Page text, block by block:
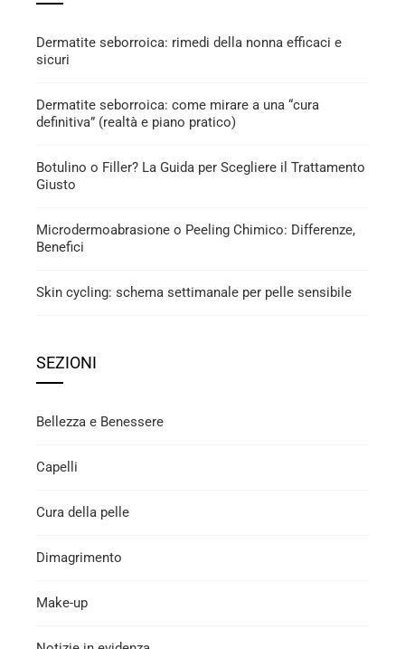
Dermatite seborroica: rimedi della nonna efficaci e
sicuri
Dermatite seborroica: come mirare a una “cura
definitiva” (realtà e piano pratico)
Botulino o Filler? La Guida per Scegliere il Trattamento
Giusto
Microdermoabrasione o Peeling Chimico: Differenze,
Benefici
Skin cycling: schema settimanale per pelle sensibile
SEZIONI
Bellezza e Benessere
Capelli
Cura della pelle
Dimagrimento
Make-up